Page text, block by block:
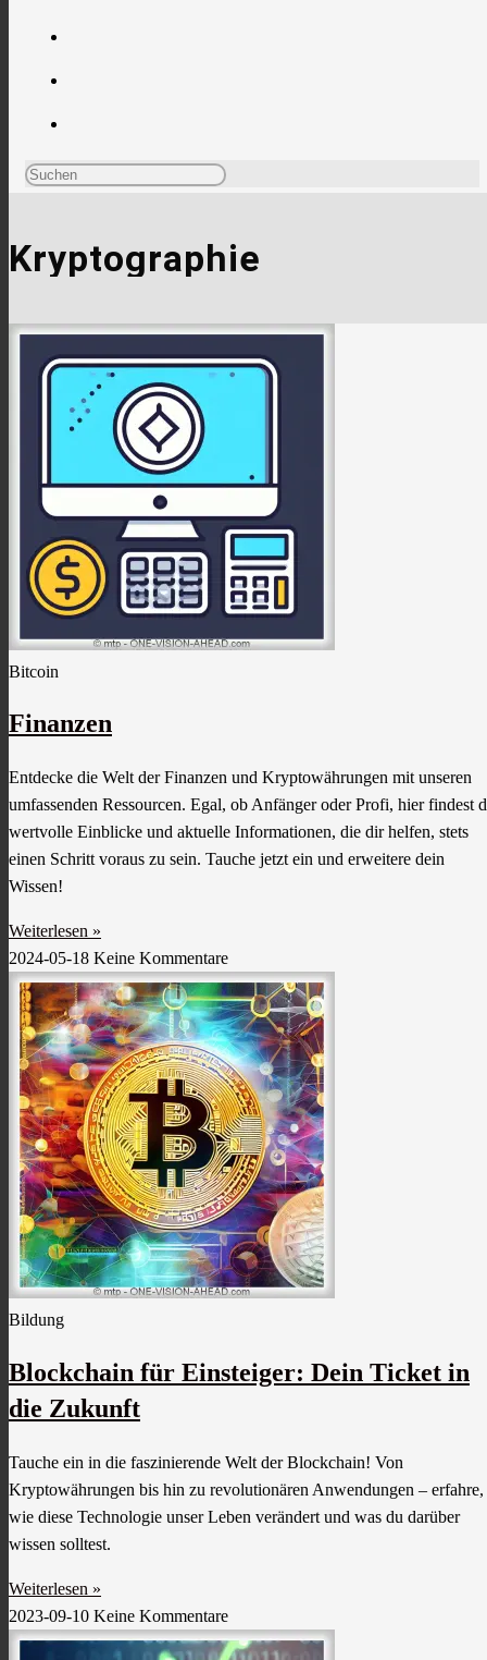
Kryptographie
Bitcoin
Finanzen
Entdecke die Welt der Finanzen und Kryptowährungen mit unseren
umfassenden Ressourcen. Egal, ob Anfänger oder Profi, hier findest
wertvolle Einblicke und aktuelle Informationen, die dir helfen, stets
einen Schritt voraus zu sein. Tauche jetzt ein und erweitere dein
Wissen!
Weiterlesen »
2024-05-18 Keine Kommentare
Bildung
Blockchain für Einsteiger: Dein Ticket in
die Zukunft
Tauche ein in die faszinierende Welt der Blockchain! Von
Kryptowährungen bis hin zu revolutionären Anwendungen – erfahre,
wie diese Technologie unser Leben verändert und was du darüber
wissen solltest.
Weiterlesen »
2023-09-10 Keine Kommentare